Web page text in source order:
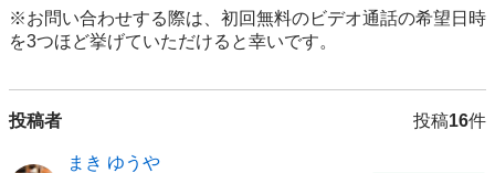
※お問い合わせする際は、初回無料のビデオ通話の希望日時
を3つほど挙げていただけると幸いです。
投稿者 投稿16件
まき ゆうや